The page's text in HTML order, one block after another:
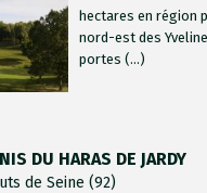
hectares en région
nord-est des
portes (...)
DU HARAS DE JARDY
de Seine (92)